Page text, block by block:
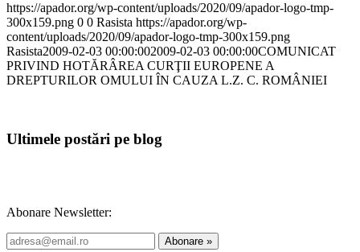
https://apador.org/wp-content/uploads/2020/09/apador-logo-tmp-
300x159.png 0 0 Rasista https://apador.org/wp-
content/uploads/2020/09/apador-logo-tmp-300x159.png
Rasista2009-02-03 00:00:002009-02-03 00:00:00COMUNICAT
PRIVIND HOTĂRÂREA CURŢII EUROPENE A
DREPTURILOR OMULUI ÎN CAUZA L.Z. C. ROMÂNIEI
Ultimele postări pe blog
Abonare Newsletter: